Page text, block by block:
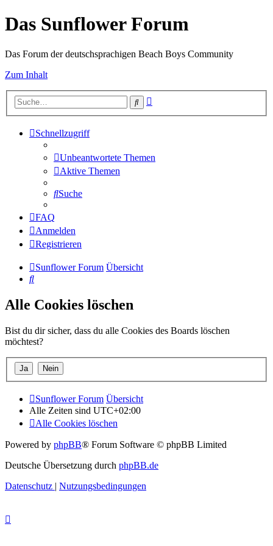
Das Sunflower Forum
Das Forum der deutschsprachigen Beach Boys Community
Zum Inhalt
Suche
Schnellzugriff
Unbeantwortete Themen
Aktive Themen
Suche
FAQ
Anmelden
Registrieren
Sunflower Forum Übersicht
Suche
Alle Cookies löschen
Bist du dir sicher, dass du alle Cookies des Boards löschen
möchtest?
Sunflower Forum Übersicht
Alle Zeiten sind UTC+02:00
Alle Cookies löschen
Powered by phpBB® Forum Software © phpBB Limited
Deutsche Übersetzung durch phpBB.de
Datenschutz | Nutzungsbedingungen